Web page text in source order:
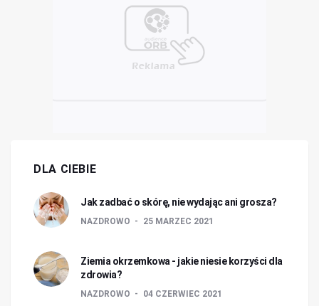
DLA CIEBIE
Jak zadbać o skórę, nie wydając ani grosza?
NAZDROWO 25 MARZEC 2021
Ziemia okrzemkowa - jakie niesie korzyści dla
zdrowia?
NAZDROWO 04 CZERWIEC 2021